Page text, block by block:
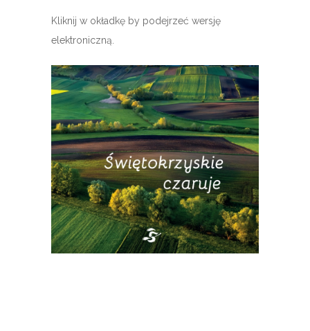
Kliknij w okładkę by podejrzeć wersję
elektroniczną.